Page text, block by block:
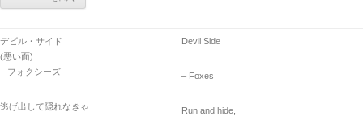
デビル・サイド
(悪い面)
– フォクシーズ
逃げ出して隠れなきゃ
Devil Side
– Foxes
Run and hide,